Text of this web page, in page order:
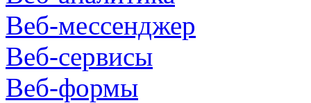
Веб-мессенджер
Веб-сервисы
Веб-формы